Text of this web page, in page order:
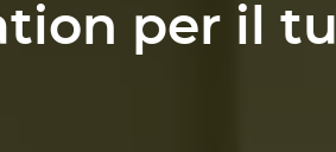
per il